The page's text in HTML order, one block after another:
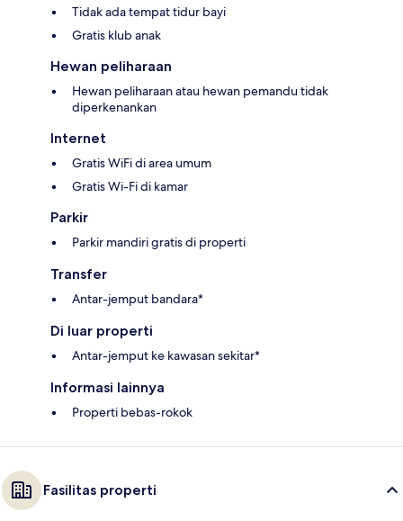
Tidak ada tempat tidur bayi
Gratis klub anak
Hewan peliharaan
Hewan peliharaan atau hewan pemandu tidak
diperkenankan
Internet
Gratis WiFi di area umum
Gratis Wi-Fi di kamar
Parkir
Parkir mandiri gratis di properti
Transfer
Antar-jemput bandara*
Di luar properti
Antar-jemput ke kawasan sekitar*
Informasi lainnya
Properti bebas-rokok
Fasilitas properti